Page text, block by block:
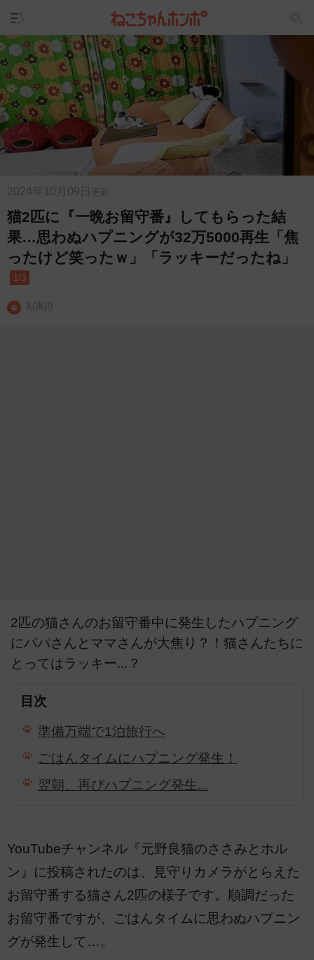
2024年10月09日 更新
猫2匹に『一晩お留守番』してもらった結
果…思わぬハプニングが32万5000再生「焦
ったけど笑ったｗ」「ラッキーだったね」
1/3
kokiri
2匹の猫さんのお留守番中に発生したハプニング
にパパさんとママさんが大焦り？！猫さんたちに
とってはラッキー...？
目次
準備万端で1泊旅行へ
ごはんタイムにハプニング発生！
翌朝、再びハプニング発生...
YouTubeチャンネル『元野良猫のささみとホル
ン』に投稿されたのは、見守りカメラがとらえた
お留守番する猫さん2匹の様子です。順調だった
お留守番ですが、ごはんタイムに思わぬハプニン
グが発生して…。